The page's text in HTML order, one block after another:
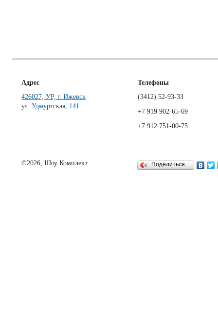
Адрес
426027, УР, г. Ижевск
ул. Удмуртская, 141
Телефоны
(3412) 52-93-33
+7 919 902-65-69
+7 912 751-00-75
©2026, Шоу Комплект Поделиться…